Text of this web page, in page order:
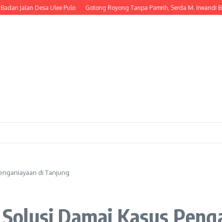
Desa Ulee Pulo Gotong Royong Tanpa Pamrih, Serda M. Irwandi Bantu
di Tanjung
Damai Kasus